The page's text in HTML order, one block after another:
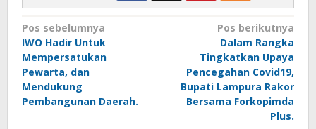
Navigasi
pos
Pos sebelumnya
IWO Hadir Untuk
Mempersatukan
Pewarta, dan
Mendukung
Pembangunan Daerah.
Pos berikutnya
Dalam Rangka
Tingkatkan Upaya
Pencegahan Covid19,
Bupati Lampura Rakor
Bersama Forkopimda
Plus.